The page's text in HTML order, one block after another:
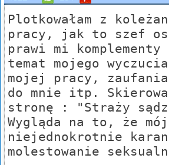
Plotkowałam z
pracy, jak to szef
prawi mi komplementy
temat mojego
mojej pracy,
do mnie itp.
stronę : "Straży
Wygląda na to, że
niejednokrotnie
molestowanie